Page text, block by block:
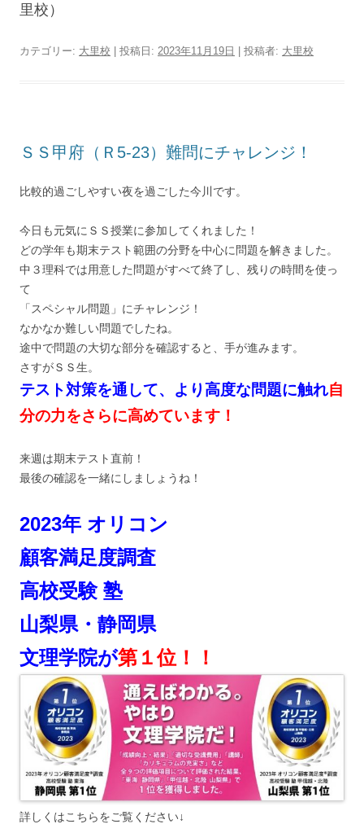
里校）
カテゴリー: 大里校 | 投稿日: 2023年11月19日 投稿者: 大里校
ＳＳ甲府（Ｒ5-23）難問にチャレンジ！
比較的過ごしやすい夜を過ごした今川です。
今日も元気にＳＳ授業に参加してくれました！
どの学年も期末テスト範囲の分野を中心に問題を解きました。
中３理科では用意した問題がすべて終了し、残りの時間を使っ
て
「スペシャル問題」にチャレンジ！
なかなか難しい問題でしたね。
途中で問題の大切な部分を確認すると、手が進みます。
さすがＳＳ生。
テスト対策を通して、より高度な問題に触れ自
分の力をさらに高めています！
来週は期末テスト直前！
最後の確認を一緒にしましょうね！
2023年 オリコン
顧客満足度調査
高校受験 塾
山梨県・静岡県
文理学院が第１位！！
詳しくはこちらをご覧ください↓